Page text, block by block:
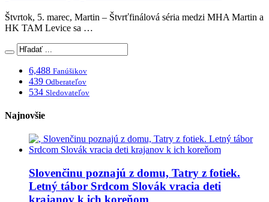
Štvrtok, 5. marec, Martin – Štvrťfinálová séria medzi MHA Martin a
HK TAM Levice sa …
6,488 Fanúšikov
439 Odberateľov
534 Sledovateľov
Najnovšie
Slovenčinu poznajú z domu, Tatry z fotiek.
Letný tábor Srdcom Slovák vracia deti
krajanov k ich koreňom